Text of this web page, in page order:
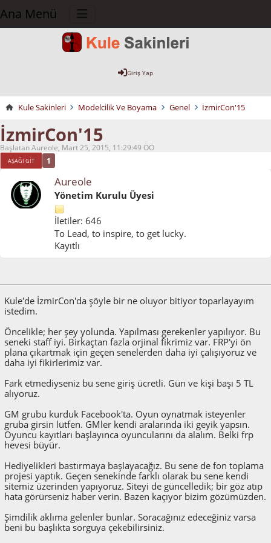
Ana Menü
Giriş Yap
Kule Sakinleri Modelcilik Ve Boyama Genel İzmirCon'15
İzmirCon'15
Başlatan Aureole, Mart 25, 2015, 11:29:49 ÖÖ
AŞAĞI GIT 1
Aureole
Yönetim Kurulu Üyesi
İletiler: 646
To Lead, to inspire, to get lucky.
Kayıtlı
Kule'de İzmirCon'da şöyle bir ne oluyor bitiyor toparlayayım
istedim.
Öncelikle; her şey yolunda. Yapılması gerekenler yapılıyor. Bu
seneki staff iyi. Birkaçtan fazla orjinal fikrimiz var. FRP'yi ön
plana çıkartmak için geçen senelerden daha iyi çalışıyoruz ve
daha iyi fikirlerimiz var.
Fark etmediyseniz bu sene giriş ücretli. Gün ve kişi başı 5 TL
alıyoruz.
GM grubu kurduk Facebook'ta. Oyun oynatmak isteyenler
gruba girsin lütfen. GMler kendi aralarında iki geyik yapsın.
Oyuncu kayıtları başlayınca oyuncularını da alalım. Belki frp
hevesi büyür.
Hediyelikleri bastırmaya başlayacağız. Bu sene de fon toplama
projesi yaptık. Geçen senekinde farklı olarak bu sene kendi
sitemiz üzerinden yapıyoruz. Siteyi de güncelledik; bir göz atıp
hata görürseniz haber verin. Bazen kaçıyor bizim gözümüzden.
Şimdilik aklıma gelenler bunlar. Soracağınız edeceğiniz varsa
beni bu başlıkta sorguya çekebilirsiniz.